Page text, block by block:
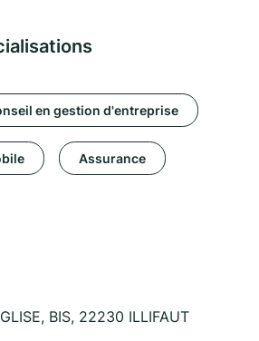
en gestion d'entreprise
Assurance
BIS, 22230 ILLIFAUT